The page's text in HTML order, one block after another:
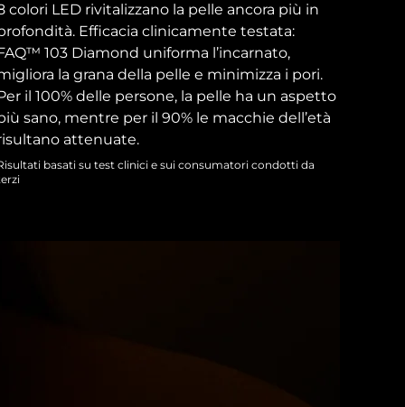
colori LED rivitalizzano la pelle ancora più in
Efficacia clinicamente testata:
103 Diamond uniforma l’incarnato,
la grana della pelle e minimizza i pori.
il 100% delle persone, la pelle ha un aspetto
sano, mentre per il 90% le macchie dell’età
attenuate.
basati su test clinici e sui consumatori condotti da